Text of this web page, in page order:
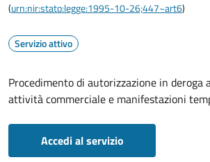
(urn:nir:stato:legge:1995-10-26;447~art6)
Servizio attivo
Procedimento di autorizzazione in
attività commerciale e manifestazioni
Accedi al servizio